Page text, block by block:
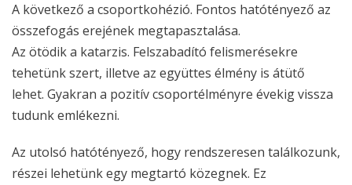
A következő a csoportkohézió. Fontos hatótényező az
összefogás erejének megtapasztalása.
Az ötödik a katarzis. Felszabadító felismerésekre
tehetünk szert, illetve az együttes élmény is átütő
lehet. Gyakran a pozitív csoportélményre évekig vissza
tudunk emlékezni.
Az utolsó hatótényező, hogy rendszeresen találkozunk,
részei lehetünk egy megtartó közegnek. Ez